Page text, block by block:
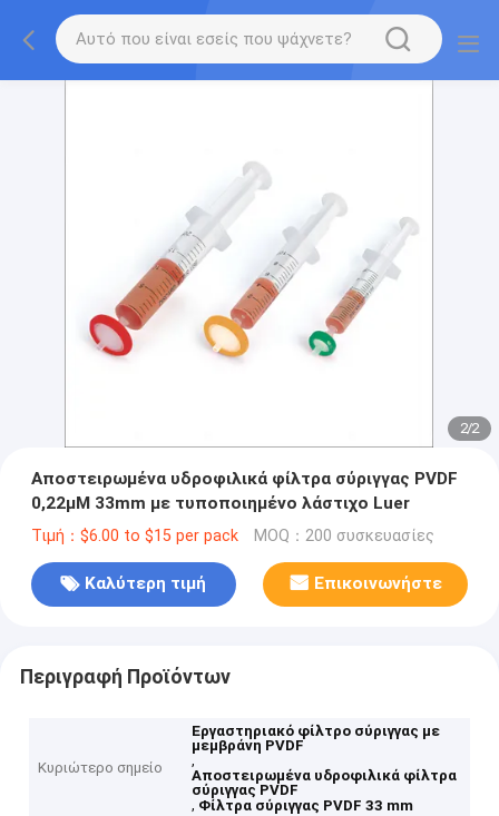
2/2
Αποστειρωμένα υδροφιλικά φίλτρα σύριγγας PVDF
0,22μM 33mm με τυποποιημένο λάστιχο Luer
Τιμή：$6.00 to $15 per pack MOQ：200 συσκευασίες
Καλύτερη τιμή Επικοινωνήστε
Περιγραφή Προϊόντων
Κυριώτερο σημείο
Εργαστηριακό φίλτρο σύριγγας με
μεμβράνη PVDF
,
Αποστειρωμένα υδροφιλικά φίλτρα
σύριγγας PVDF
, Φίλτρα σύριγγας PVDF 33 mm